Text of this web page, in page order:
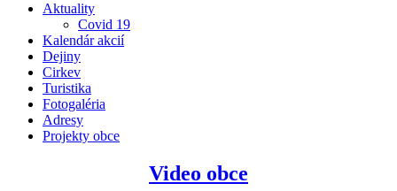
Aktuality
Covid 19
Kalendár akcií
Dejiny
Cirkev
Turistika
Fotogaléria
Adresy
Projekty obce
Video obce